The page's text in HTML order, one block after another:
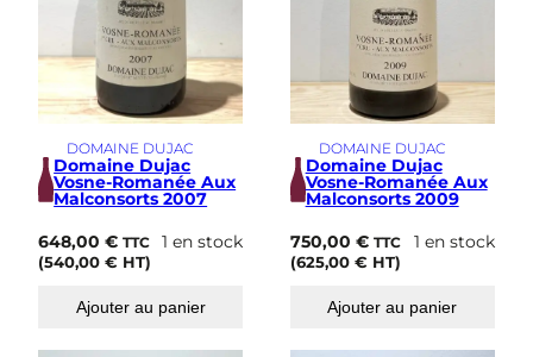
DOMAINE DUJAC
Domaine Dujac
Vosne-Romanée Aux
Malconsorts 2007
648,00€ TTC
(540,00€ HT)
1 en stock
Ajouter au panier
DOMAINE DUJAC
Domaine Dujac
Vosne-Romanée Aux
Malconsorts 2009
750,00 € TTC
(625,00 €HT)
1 en stock
Ajouter au panier